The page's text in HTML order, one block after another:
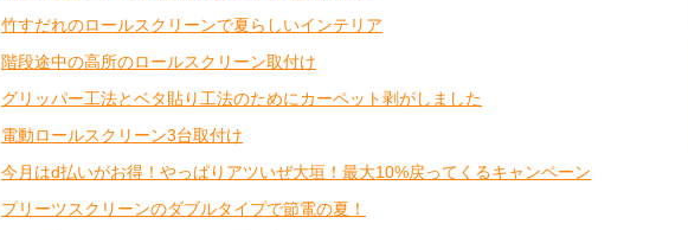
竹すだれのロールスクリーンで夏らしいインテリア
階段途中の高所のロールスクリーン取付け
グリッパー工法とベタ貼り工法のためにカーペット剥がしました
電動ロールスクリーン3台取付け
今月はd払いがお得！やっぱりアツいぜ大垣！最大10%戻ってくるキャンペーン
プリーツスクリーンのダブルタイプで節電の夏！